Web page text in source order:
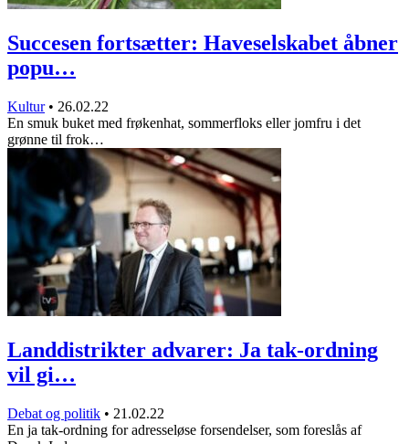
Succesen fortsætter: Haveselskabet åbner
popu…
Kultur • 26.02.22
En smuk buket med frøkenhat, sommerfloks eller jomfru i det
grønne til frok…
Landdistrikter advarer: Ja tak-ordning
vil gi…
Debat og politik • 21.02.22
En ja tak-ordning for adresseløse forsendelser, som foreslås af